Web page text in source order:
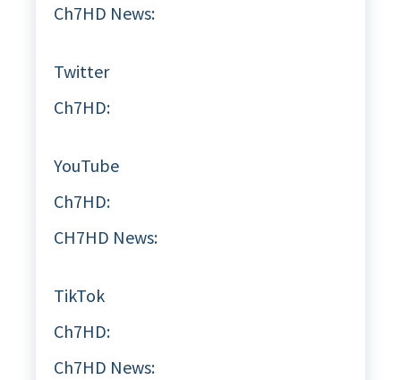
Ch7HD News:
Twitter
Ch7HD:
YouTube
Ch7HD:
CH7HD News:
TikTok
Ch7HD:
Ch7HD News: